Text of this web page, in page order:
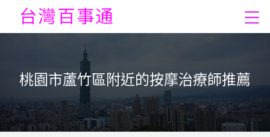
桃園市蘆竹區附近的按摩治療師推薦